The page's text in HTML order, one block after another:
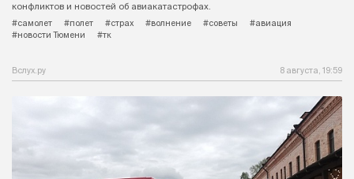
конфликтов и новостей об авиакатастрофах.
#самолет
#полет #страх #волнение #советы
#авиация
#новости Тюмени
#тк
Вслух.ру 8 августа, 19:59